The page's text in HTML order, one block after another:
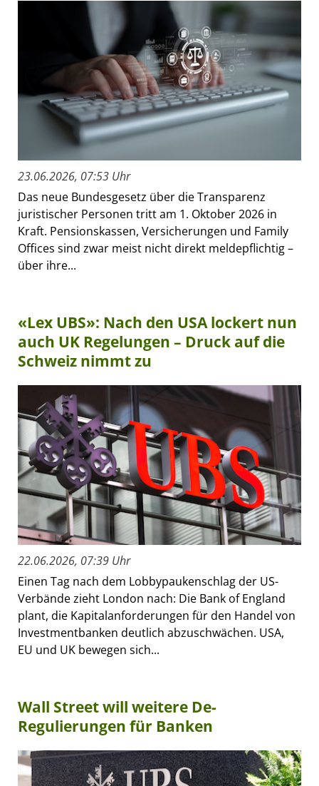
23.06.2026, 07:53 Uhr
Das neue Bundesgesetz über die Transparenz
juristischer Personen tritt am 1. Oktober 2026 in
Kraft. Pensionskassen, Versicherungen und Family
Offices sind zwar meist nicht direkt meldepflichtig –
über ihre...
«Lex UBS»: Nach den USA lockert nun
auch UK Regelungen – Druck auf die
Schweiz nimmt zu
22.06.2026, 07:39 Uhr
Einen Tag nach dem Lobbypaukenschlag der US-
Verbände zieht London nach: Die Bank of England
plant, die Kapitalanforderungen für den Handel von
Investmentbanken deutlich abzuschwächen. USA,
EU und UK bewegen sich...
Wall Street will weitere De-
Regulierungen für Banken